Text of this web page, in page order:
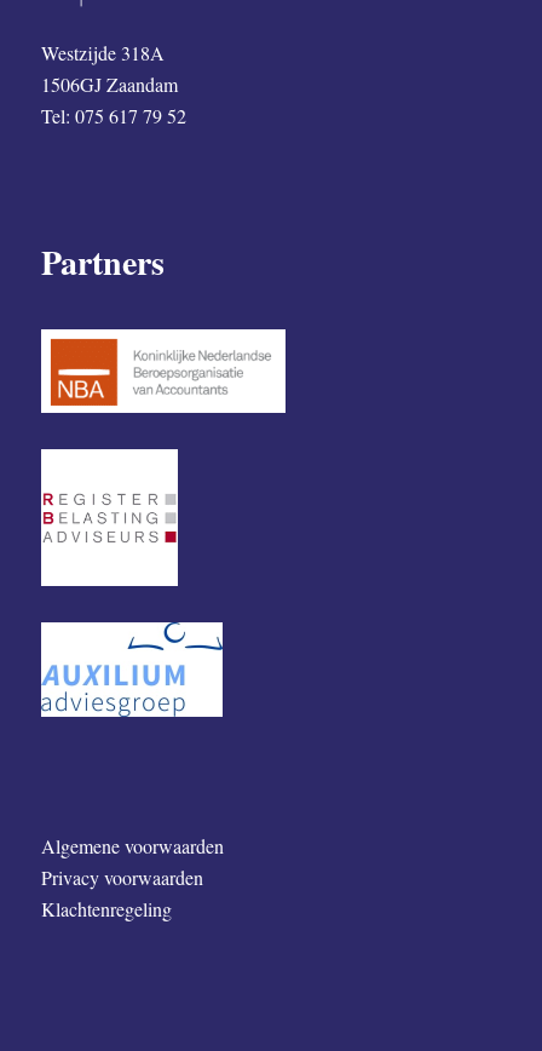
Westzijde 318A
1506GJ Zaandam
Tel: 075 617 79 52
Partners
Algemene voorwaarden
Privacy voorwaarden
Klachtenregeling